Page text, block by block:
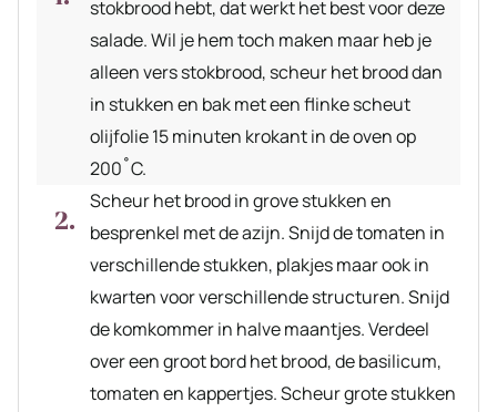
stokbrood hebt, dat werkt het best voor deze
salade. Wil je hem toch maken maar heb je
alleen vers stokbrood, scheur het brood dan
in stukken en bak met een flinke scheut
olijfolie 15 minuten krokant in de oven op
200˚C.
Scheur het brood in grove stukken en
besprenkel met de azijn. Snijd de tomaten in
verschillende stukken, plakjes maar ook in
kwarten voor verschillende structuren. Snijd
de komkommer in halve maantjes. Verdeel
over een groot bord het brood, de basilicum,
tomaten en kappertjes. Scheur grote stukken